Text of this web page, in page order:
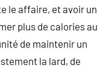
le affaire, et avoir un
plus de calories au
de maintenir un
la lard, de